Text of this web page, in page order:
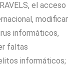
el acceso
modificar
informáticos,
faltas
informáticos;